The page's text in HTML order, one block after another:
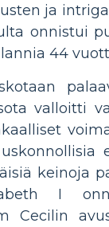
ja
onnistui
44
valloitti
keinoja
I
Cecilin